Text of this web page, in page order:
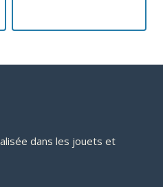
dans les jouets et